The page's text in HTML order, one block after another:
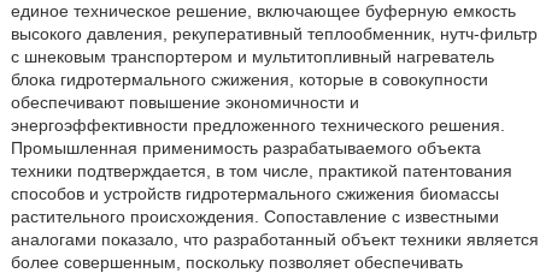
единое техническое решение, включающее буферную емкость
высокого давления, рекуперативный теплообменник, нутч-фильтр
с шнековым транспортером и мультитопливный нагреватель
блока гидротермального сжижения, которые в совокупности
обеспечивают повышение экономичности и
энергоэффективности предложенного технического решения.
Промышленная применимость разрабатываемого объекта
техники подтверждается, в том числе, практикой патентования
способов и устройств гидротермального сжижения биомассы
растительного происхождения. Сопоставление с известными
аналогами показало, что разработанный объект техники является
более совершенным, поскольку позволяет обеспечивать